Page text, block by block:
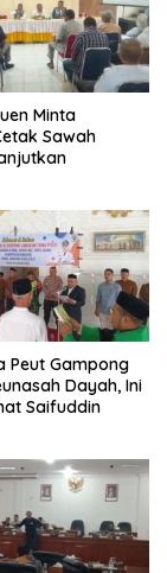
Minta
Sawah
Peut Gampong
Dayah, Ini